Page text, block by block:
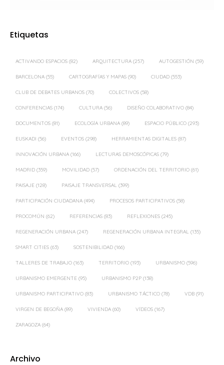
Etiquetas
ACTIVANDO ESPACIOS (82) ARQUITECTURA (257) AUTOGESTIÓN (59)
BARCELONA (55) CARTOGRAFÍAS Y MAPAS (90) CIUDAD (553)
CLUB DE DEBATES URBANOS (70) COLECTIVOS (58)
CONFERENCIAS (174) CULTURA (56) DISEÑO COLABORATIVO (84)
DOCUMENTOS (81) ECOLOGÍA URBANA (89) ESPACIO PÚBLICO (293)
EUSKADI (56) EVENTOS (298) HERRAMIENTAS DIGITALES (87)
INNOVACIÓN URBANA (166) LECTURAS DEMOSCÓPICAS (79)
MADRID (359) MOVILIDAD (57) ORDENACIÓN DEL TERRITORIO (61)
PAISAJE (128) PAISAJE TRANSVERSAL (399)
PARTICIPACIÓN CIUDADANA (494) PROCESOS PARTICIPATIVOS (58)
PROCOMÚN (62) REFERENCIAS (83) REFLEXIONES (245)
REGENERACIÓN URBANA (247) REGENERACIÓN URBANA INTEGRAL (135)
SMART CITIES (63) SOSTENIBILIDAD (166)
TALLERES DE TRABAJO (163) TERRITORIO (193) URBANISMO (596)
URBANISMO EMERGENTE (95) URBANISMO P2P (138)
URBANISMO PARTICIPATIVO (83) URBANISMO TÁCTICO (78) VDB (91)
VIRGEN DE BEGOÑA (89) VIVIENDA (60) VÍDEOS (167)
ZARAGOZA (64)
Archivo